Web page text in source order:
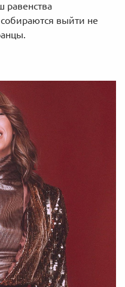
равенства
выйти не